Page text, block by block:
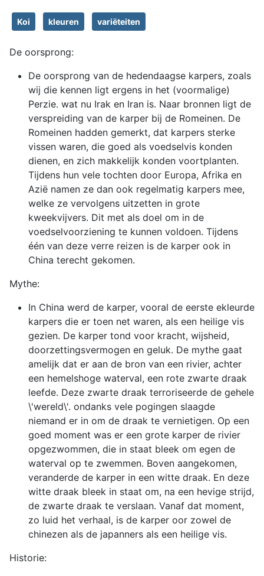
Koi kleuren variëteiten
De oorsprong:
De oorsprong van de hedendaagse karpers, zoals
wij die kennen ligt ergens in het (voormalige)
Perzie. wat nu Irak en Iran is. Naar bronnen ligt de
verspreiding van de karper bij de Romeinen. De
Romeinen hadden gemerkt, dat karpers sterke
vissen waren, die goed als voedselvis konden
dienen, en zich makkelijk konden voortplanten.
Tijdens hun vele tochten door Europa, Afrika en
Azië namen ze dan ook regelmatig karpers mee,
welke ze vervolgens uitzetten in grote
kweekvijvers. Dit met als doel om in de
voedselvoorziening te kunnen voldoen. Tijdens
één van deze verre reizen is de karper ook in
China terecht gekomen.
Mythe:
In China werd de karper, vooral de eerste ekleurde
karpers die er toen net waren, als een heilige vis
gezien. De karper tond voor kracht, wijsheid,
doorzettingsvermogen en geluk. De mythe gaat
amelijk dat er aan de bron van een rivier, achter
een hemelshoge waterval, een rote zwarte draak
leefde. Deze zwarte draak terroriseerde de gehele
\'wereld\'. ondanks vele pogingen slaagde
niemand er in om de draak te vernietigen. Op een
goed moment was er een grote karper de rivier
opgezwommen, die in staat bleek om egen de
waterval op te zwemmen. Boven aangekomen,
veranderde de karper in een witte draak. En deze
witte draak bleek in staat om, na een hevige strijd,
de zwarte draak te verslaan. Vanaf dat moment,
zo luid het verhaal, is de karper oor zowel de
chinezen als de japanners als een heilige vis.
Historie: